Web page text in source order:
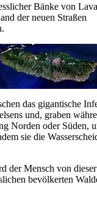
Bänke von
der neuen Straßen
das gigantische
und, graben
Norden oder Süden,
sie die
der Mensch von dieser
bevölkerten